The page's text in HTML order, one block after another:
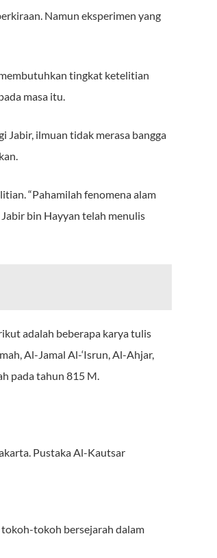
Namun eksperimen yang
tingkat ketelitian
masa itu.
Jabir, ilmuan tidak merasa bangga
“Pahamilah fenomena alam
bin Hayyan telah menulis
adalah beberapa karya tulis
Al-Jamal Al-‘Isrun, Al-Ahjar,
pada tahun 815 M.
Pustaka Al-Kautsar
tokoh bersejarah dalam